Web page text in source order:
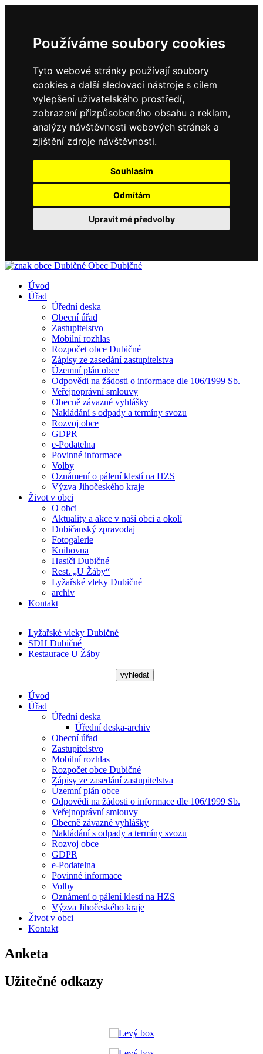
Používáme soubory cookies
Tyto webové stránky používají soubory
cookies a další sledovací nástroje s cílem
vylepšení uživatelského prostředí,
zobrazení přizpůsobeného obsahu a reklam,
analýzy návštěvnosti webových stránek a
zjištění zdroje návštěvnosti.
Souhlasím
Odmítám
Upravit mé předvolby
Obec Dubičné
Úvod
Úřad
Úřední deska
Obecní úřad
Zastupitelstvo
Mobilní rozhlas
Rozpočet obce Dubičné
Zápisy ze zasedání zastupitelstva
Územní plán obce
Odpovědi na žádosti o informace dle 106/1999 Sb.
Veřejnoprávní smlouvy
Obecně závazné vyhlášky
Nakládání s odpady a termíny svozu
Rozvoj obce
GDPR
e-Podatelna
Povinné informace
Volby
Oznámení o pálení klestí na HZS
Výzva Jihočeského kraje
Život v obci
O obci
Aktuality a akce v naší obci a okolí
Dubičanský zpravodaj
Fotogalerie
Knihovna
Hasiči Dubičné
Rest. „U Žáby“
Lyžařské vleky Dubičné
archiv
Kontakt
Lyžařské vleky Dubičné
SDH Dubičné
Restaurace U Žáby
Úvod
Úřad
Úřední deska
Úřední deska-archiv
Obecní úřad
Zastupitelstvo
Mobilní rozhlas
Rozpočet obce Dubičné
Zápisy ze zasedání zastupitelstva
Územní plán obce
Odpovědi na žádosti o informace dle 106/1999 Sb.
Veřejnoprávní smlouvy
Obecně závazné vyhlášky
Nakládání s odpady a termíny svozu
Rozvoj obce
GDPR
e-Podatelna
Povinné informace
Volby
Oznámení o pálení klestí na HZS
Výzva Jihočeského kraje
Život v obci
Kontakt
Anketa
Užitečné odkazy